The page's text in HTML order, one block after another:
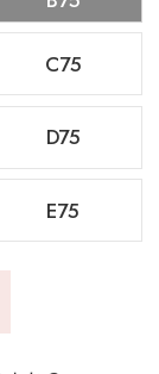
C75
D75
E75